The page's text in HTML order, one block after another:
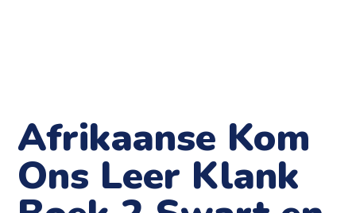
Afrikaanse Kom
Ons Leer Klank